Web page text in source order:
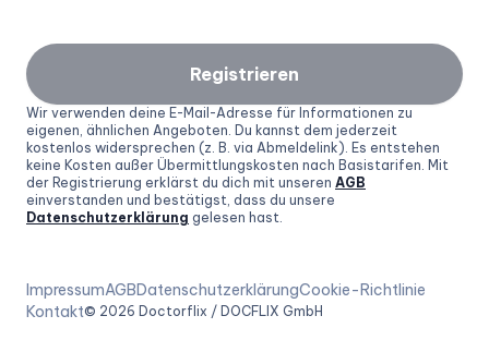
Registrieren
Wir verwenden deine E-Mail-Adresse für Informationen zu
eigenen, ähnlichen Angeboten. Du kannst dem jederzeit
kostenlos widersprechen (z. B. via Abmeldelink). Es entstehen
keine Kosten außer Übermittlungskosten nach Basistarifen. Mit
der Registrierung erklärst du dich mit unseren AGB
einverstanden und bestätigst, dass du unsere
Datenschutzerklärung gelesen hast.
ImpressumAGBDatenschutzerklärungCookie-Richtlinie
Kontakt© 2026 Doctorflix / DOCFLIX GmbH